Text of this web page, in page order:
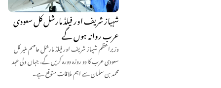
شہباز شریف اور فیلڈ مارشل کل سعودی
عرب روانہ ہوں گے
وزیراعظم شہباز شریف اور فیلڈ مارشل عاصم منیر کل
سعودی عرب کا دو روزہ دورہ کریں گے، جہاں ولی عہد
محمد بن سلمان سے اہم ملاقات متوقع ہے۔